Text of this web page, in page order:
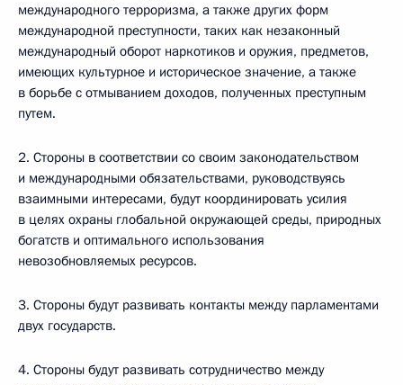
международного терроризма, а также других форм
международной преступности, таких как незаконный
международный оборот наркотиков и оружия, предметов,
имеющих культурное и историческое значение, а также
в борьбе с отмыванием доходов, полученных преступным
путем.
2. Стороны в соответствии со своим законодательством
и международными обязательствами, руководствуясь
взаимными интересами, будут координировать усилия
в целях охраны глобальной окружающей среды, природных
богатств и оптимального использования
невозобновляемых ресурсов.
3. Стороны будут развивать контакты между парламентами
двух государств.
4. Стороны будут развивать сотрудничество между